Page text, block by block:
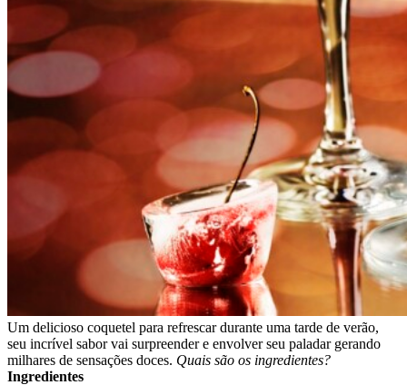
Um delicioso coquetel para refrescar durante uma tarde de verão,
seu incrível sabor vai surpreender e envolver seu paladar gerando
milhares de sensações doces. Quais são os ingredientes?
Ingredientes